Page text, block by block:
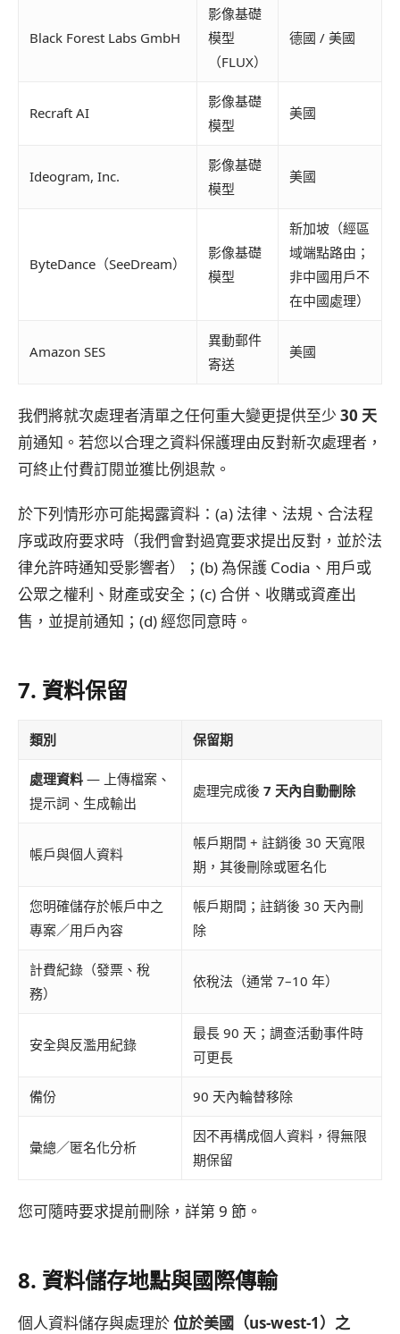
Black Forest Labs GmbH
影像基礎
模型
（FLUX）
德國 / 美國
Recraft AI
影像基礎
模型
美國
Ideogram, Inc.
影像基礎
模型
美國
ByteDance（SeeDream）
影像基礎
模型
新加坡（經區
域端點路由；
非中國用戶不
在中國處理）
Amazon SES
異動郵件
寄送
美國
我們將就次處理者清單之任何重大變更提供至少 30 天
前通知。若您以合理之資料保護理由反對新次處理者，
可終止付費訂閱並獲比例退款。
於下列情形亦可能揭露資料：(a) 法律、法規、合法程
序或政府要求時（我們會對過寬要求提出反對，並於法
律允許時通知受影響者）；(b) 為保護 Codia、用戶或
公眾之權利、財產或安全；(c) 合併、收購或資產出
售，並提前通知；(d) 經您同意時。
7. 資料保留
類別 保留期
處理資料 — 上傳檔案、
提示詞、生成輸出
處理完成後 7 天內自動刪除
帳戶與個人資料
帳戶期間 + 註銷後 30 天寬限
期，其後刪除或匿名化
您明確儲存於帳戶中之
專案／用戶內容
帳戶期間；註銷後 30 天內刪
除
計費紀錄（發票、稅
務）
依稅法（通常 7–10 年）
安全與反濫用紀錄
最長 90 天；調查活動事件時
可更長
備份 90 天內輪替移除
彙總／匿名化分析
因不再構成個人資料，得無限
期保留
您可隨時要求提前刪除，詳第 9 節。
8. 資料儲存地點與國際傳輸
個人資料儲存與處理於位於美國（us-west-1）之